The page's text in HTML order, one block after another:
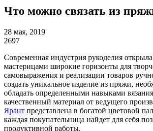
Что можно связать из
28 мая, 2019
2697
Современная индустрия рукоделия
мастерицами широкие горизонты для
самовыражения и реализации товаров
создать уникальное изделие из пряжи,
обладать определенными навыками
качественный материал от ведущего
Ярант представлена в богатой цветовой
каждая покупательница найдет для себя
продуктивной работы.